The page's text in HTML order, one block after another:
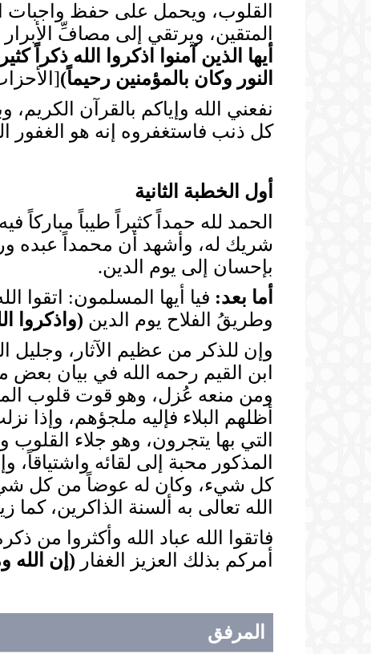
القلوب، ويحمل على حفظ واجبات
المتقين، ويرتقي إلى مصافِّ
أيها الذين آمنوا اذكروا الله ذكراً كثيراً
النور وكان بالمؤمنين رحيماً)
نفعني الله وإياكم بالقرآن
كل ذنب فاستغفروه إنه هو الغفور
أول الخطبة الثانية
الحمد لله حمداً كثيراً طيباً
شريك له، وأشهد أن محمداً عبده
بإحسان إلى يوم الدين.
أما بعد: فيا أيها المسلمون: اتقوا
وطريقُ الفلاح يوم الدين (واذكروا
وإن للذكر من عظيم الآثار، وجليل
ابن القيم رحمه الله في بيان
ومن منعه عُزل، وهو قوت قلوب
أظلهم البلاء فإليه ملجؤهم، وإذا
التي بها يتجرون، وهو جلاء القلوب
المذكور محبة إلى لقائه
كل شيء، وكان له عوضاً من كل
الله تعالى به ألسنة الذاكرين، كما
فاتقوا الله عباد الله وأكثروا من
أمركم بذلك العزيز الغفار ( إن الله
المرفق